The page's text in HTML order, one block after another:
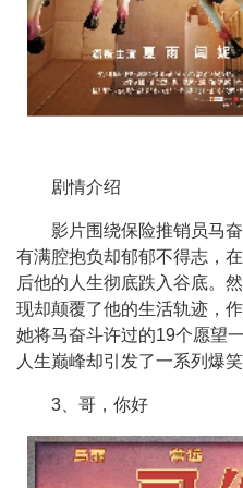
剧情介绍
影片围绕保险推销员马
有满腔抱负却郁郁不得志，
后他的人生彻底跌入谷底。
现却颠覆了他的生活轨迹，
她将马奋斗许过的19个愿望
人生巅峰却引发了一系列爆
3、哥，你好